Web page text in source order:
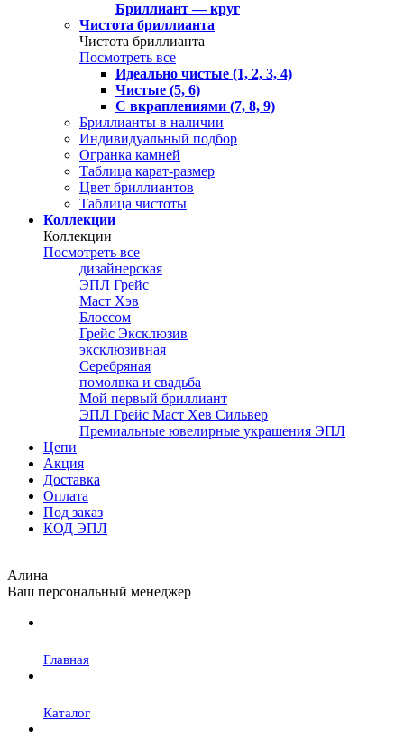
Бриллиант — круг
Чистота бриллианта
Чистота бриллианта
Посмотреть все
Идеально чистые (1, 2, 3, 4)
Чистые (5, 6)
С вкраплениями (7, 8, 9)
Бриллианты в наличии
Индивидуальный подбор
Огранка камней
Таблица карат-размер
Цвет бриллиантов
Таблица чистоты
Коллекции
Коллекции
Посмотреть все
дизайнерская
ЭПЛ Грейс
Маст Хэв
Блоссом
Грейс Эксклюзив
эксклюзивная
Серебряная
помолвка и свадьба
Мой первый бриллиант
ЭПЛ Грейс Маст Хев Сильвер
Премиальные ювелирные украшения ЭПЛ
Цепи
Акция
Доставка
Оплата
Под заказ
КОД ЭПЛ
Алина
Ваш персональный менеджер
Главная
Каталог